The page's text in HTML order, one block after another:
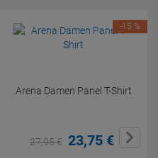
Arena Damen Panel T-Shirt
27,95€ 23,75 €
-15 %